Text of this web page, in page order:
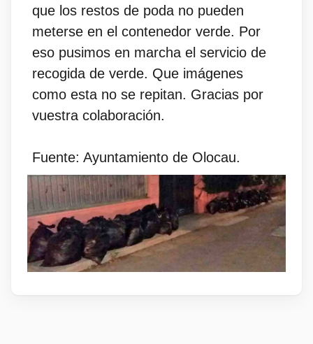
que los restos de poda no pueden
meterse en el contenedor verde. Por
eso pusimos en marcha el servicio de
recogida de verde. Que imágenes
como esta no se repitan. Gracias por
vuestra colaboración.
Fuente: Ayuntamiento de Olocau.